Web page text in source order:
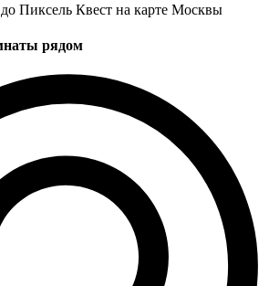
до Пиксель Квест на карте Москвы
рядом